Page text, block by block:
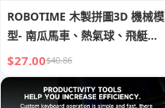
ROBOTIME 木製拼圖3D 機械模
型- 南瓜馬車、熱氣球、飛艇、
留聲機
$27.00$40.86